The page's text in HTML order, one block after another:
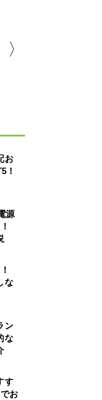
お
！
源
！
！
な
ン
な
す
お